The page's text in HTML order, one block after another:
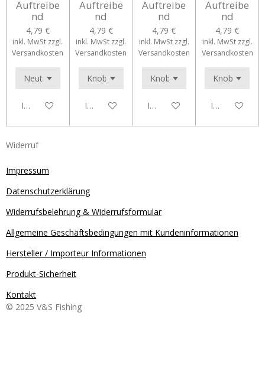
Auftreibe
nd
4,79 €
inkl. MwSt zzgl.
Versandkosten
In den Warenkorb
Auftreibe
nd
4,79 €
inkl. MwSt zzgl.
Versandkosten
In den Warenkorb
Auftreibe
nd
4,79 €
inkl. MwSt zzgl.
Versandkosten
In den Warenkorb
Auftreibe
nd
4,79 €
inkl. MwSt zzgl.
Versandkosten
In den
Widerruf
Impressum
Datenschutzerklärung
Widerrufsbelehrung & Widerrufsformular
Allgemeine Geschäftsbedingungen mit Kundeninformationen
Hersteller / Importeur Informationen
Produkt-Sicherheit
Kontakt
© 2025 V&S Fishing